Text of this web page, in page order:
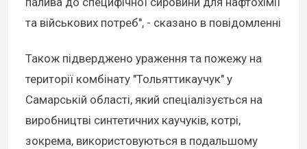
та військових потреб", - сказано в повідомленні
Також підверджено ураження та пожежу на
території комбінату "Тольяттикаучук" у
Самарській області, який спеціалізується на
виробництві синтетичних каучуків, котрі,
зокрема, використовуються в подальшому